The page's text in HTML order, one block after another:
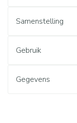
Samenstelling
Gebruik
Gegevens